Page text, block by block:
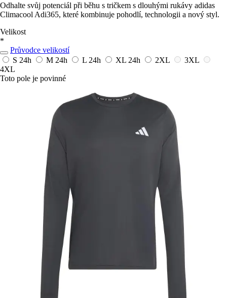
Odhalte svůj potenciál při běhu s tričkem s dlouhými rukávy adidas
Climacool Adi365, které kombinuje pohodlí, technologii a nový styl.
Velikost
*
Průvodce velikostí
S 24h M 24h L 24h XL 24h 2XL
3XL
4XL
Toto pole je povinné